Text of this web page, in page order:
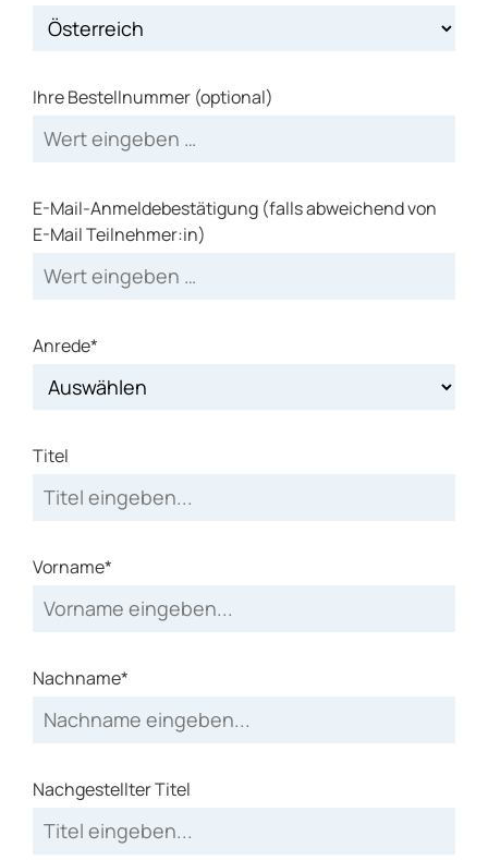
Ihre Bestellnummer (optional)
E-Mail-Anmeldebestätigung (falls abweichend von
E-Mail Teilnehmer:in)
Anrede*
Titel
Vorname*
Nachname*
Nachgestellter Titel